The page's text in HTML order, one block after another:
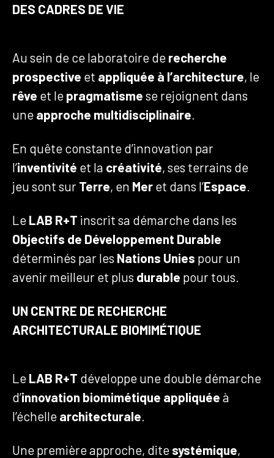
DES CADRES DE VIE
Au sein de ce laboratoire de recherche
prospective et appliquée à l’architecture, le
rêve et le pragmatisme se rejoignent dans
une approche multidisciplinaire
En quête constante d’innovation par
l’inventivité et la créativité, ses terrains de
jeu sont sur Terre, en Mer et dans l’Espace
Le LAB R+T inscrit sa démarche dans les
Objectifs de Développement Durable
déterminés par les Nations Unies pour un
avenir meilleur et plus durable pour tous.
UN CENTRE DE RECHERCHE
ARCHITECTURALE BIOMIMÉTIQUE
Le LAB R+T développe une double démarche
d’innovation biomimétique appliquée à
l’échelle architecturale
Une première approche, dite systémique,